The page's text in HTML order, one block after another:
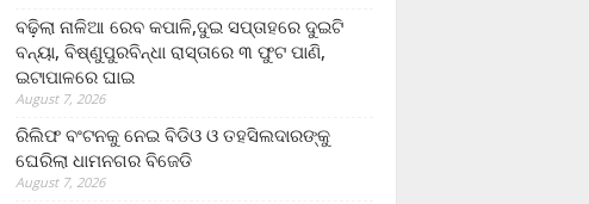
ବଢ଼ିଲା ନାଳିଆ ରେବ କପାଳି,ଦୁଇ ସପ୍ତାହରେ ଦୁଇଟି
ବନ୍ୟା, ବିଷ୍ଣୁପୁରବିନ୍ଧା ରାସ୍ତାରେ ୩ ଫୁଟ ପାଣି,
ଇଟାପାଳରେ ଘାଇ
August 7, 2026
ରିଲିଫ ବଂଟନକୁ ନେଇ ବିଡିଓ ଓ ତହସିଲଦାରଙ୍କୁ
ଘେରିଲା ଧାମନଗର ବିଜେଡି
August 7, 2026